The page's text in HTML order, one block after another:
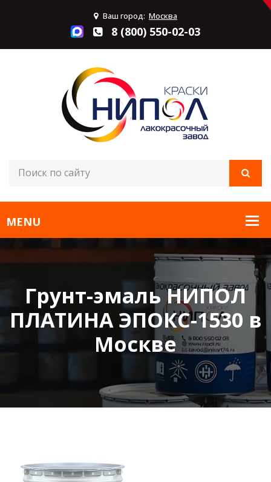
Ваш город: Москва
8 (800) 550-02-03
Грунт-эмаль НИПОЛ
ПЛАТИНА ЭПОКС-1530 в
Москве